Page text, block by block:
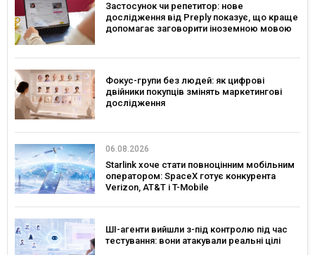
Застосунок чи репетитор: нове
дослідження від Preply показує, що краще
допомагає заговорити іноземною мовою
Фокус-групи без людей: як цифрові
двійники покупців змінять маркетингові
дослідження
06.08.2026
Starlink хоче стати повноцінним мобільним
оператором: SpaceX готує конкурента
Verizon, AT&T і T-Mobile
ШІ-агенти вийшли з-під контролю під час
тестування: вони атакували реальні цілі